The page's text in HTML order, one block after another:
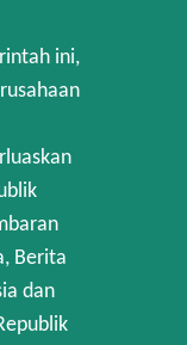
ini,
Berita
dan